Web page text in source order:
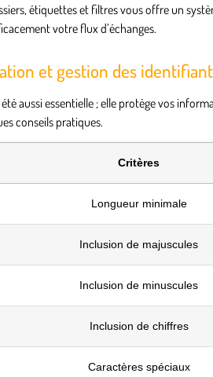
étiquettes et filtres vous offre un
votre flux d’échanges.
et gestion des
été aussi essentielle ; elle protège vos
conseils pratiques.
Critères
Longueur minimale
Inclusion de majuscules
Inclusion de minuscules
Inclusion de chiffres
Caractères spéciaux